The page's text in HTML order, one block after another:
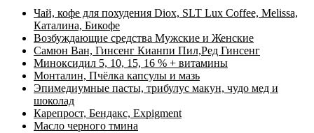
Чай, кофе для похудения Diox, SLT Lux Coffee, Melissa,
Каталина, Бикофе
Возбуждающие средства Мужские и Женские
Самюн Ван, Гинсенг Кианпи Пил,Ред Гинсенг
Миноксидил 5, 10, 15, 16 % + витамины
Монталин, Пчёлка капсулы и мазь
Эпимедиумные пасты, трибулус макун, чудо мед и
шоколад
Карепрост, Бендакс, Expigment
Масло черного тмина